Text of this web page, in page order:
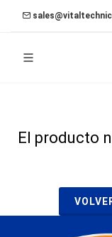
El producto